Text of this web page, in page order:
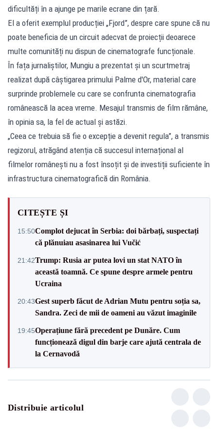
dificultăți în a ajunge pe marile ecrane din țară.
El a oferit exemplul producției „Fjord”, despre care spune că nu
poate beneficia de un circuit adecvat de proiecții deoarece
multe comunități nu dispun de cinematografe funcționale.
În fața jurnaliștilor, Mungiu a prezentat și un scurtmetraj
realizat după câștigarea primului Palme d'Or, material care
surprinde problemele cu care se confrunta cinematografia
românească la acea vreme. Mesajul transmis de film rămâne,
în opinia sa, la fel de actual și astăzi.
„Ceea ce trebuia să fie o excepție a devenit regula”, a transmis
regizorul, atrăgând atenția că succesul internațional al
filmelor românești nu a fost însoțit și de investiții suficiente în
infrastructura cinematografică din România.
CITEȘTE ȘI
15:50Complot dejucat în Serbia: doi bărbați, suspectați
că plănuiau asasinarea lui Vučić
21:42Trump: Rusia ar putea lovi un stat NATO în
această toamnă. Ce spune despre armele pentru
Ucraina
20:43Gest superb făcut de Adrian Mutu pentru soția sa,
Sandra. Zeci de mii de oameni au văzut imaginile
19:45Operațiune fără precedent pe Dunăre. Cum
funcționează digul din barje care ajută centrala de
la Cernavodă
Distribuie articolul